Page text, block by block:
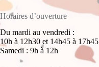
Horaires d’ouverture
Du mardi au vendredi :
10h à 12h30 et 14h45 à 17h45
Samedi : 9h à 12h